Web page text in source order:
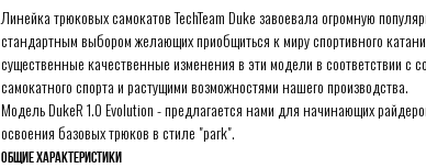
Линейка трюковых самокатов TechTeam Duke завоевала огромную
стандартным выбором желающих приобщиться к миру спортивного
существенные качественные изменения в эти модели в соответствии с
самокатного спорта и растущими возможностями нашего производства.
Модель DukeR 1.0 Evolution - предлагается нами для начинающих
освоения базовых трюков в стиле "park".
Общие характеристики